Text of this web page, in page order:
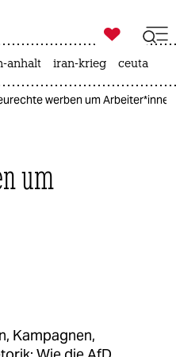
ich

taz zahl ich
anhalt iran-krieg ceuta
werben um Arbeiter*innen
um
Kampagnen,